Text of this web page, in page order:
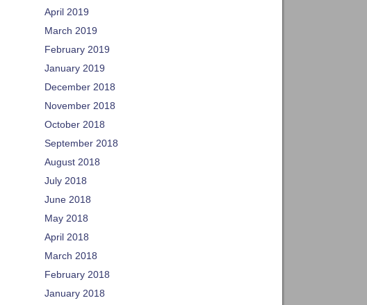
April 2019
March 2019
February 2019
January 2019
December 2018
November 2018
October 2018
September 2018
August 2018
July 2018
June 2018
May 2018
April 2018
March 2018
February 2018
January 2018